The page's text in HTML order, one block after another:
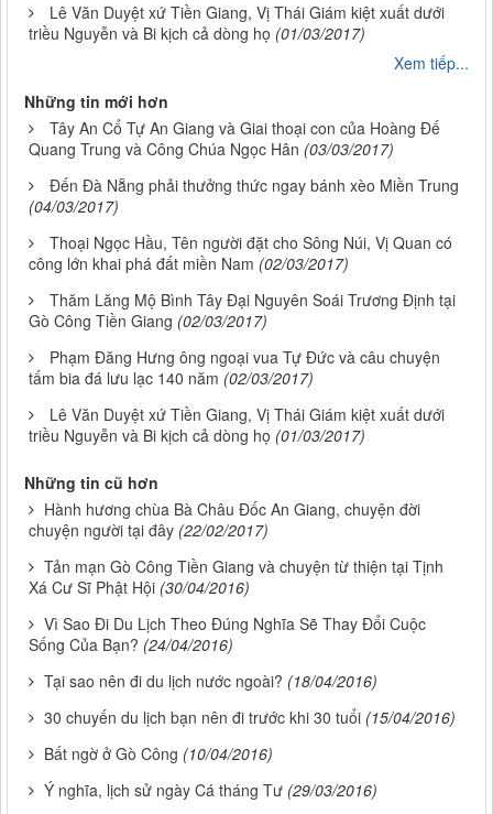
Lê Văn Duyệt xứ Tiền Giang, Vị Thái Giám kiệt xuất dưới
triều Nguyễn và Bi kịch cả dòng họ (01/03/2017)
Xem tiếp...
Những tin mới hơn
Tây An Cổ Tự An Giang và Giai thoại con của Hoàng Đế
Quang Trung và Công Chúa Ngọc Hân (03/03/2017)
Đến Đà Nẵng phải thưởng thức ngay bánh xèo Miền Trung
(04/03/2017)
Thoại Ngọc Hầu, Tên người đặt cho Sông Núi, Vị Quan có
công lớn khai phá đất miền Nam (02/03/2017)
Thăm Lăng Mộ Bình Tây Đại Nguyên Soái Trương Định tại
Gò Công Tiền Giang (02/03/2017)
Phạm Đăng Hưng ông ngoại vua Tự Đức và câu chuyện
tấm bia đá lưu lạc 140 năm (02/03/2017)
Lê Văn Duyệt xứ Tiền Giang, Vị Thái Giám kiệt xuất dưới
triều Nguyễn và Bi kịch cả dòng họ (01/03/2017)
Những tin cũ hơn
Hành hương chùa Bà Châu Đốc An Giang, chuyện đời
chuyện người tại đây (22/02/2017)
Tản mạn Gò Công Tiền Giang và chuyện từ thiện tại Tịnh
Xá Cư Sĩ Phật Hội (30/04/2016)
Vì Sao Đi Du Lịch Theo Đúng Nghĩa Sẽ Thay Đổi Cuộc
Sống Của Bạn? (24/04/2016)
Tại sao nên đi du lịch nước ngoài? (18/04/2016)
30 chuyến du lịch bạn nên đi trước khi 30 tuổi (15/04/2016)
Bất ngờ ở Gò Công (10/04/2016)
Ý nghĩa, lịch sử ngày Cá tháng Tư (29/03/2016)